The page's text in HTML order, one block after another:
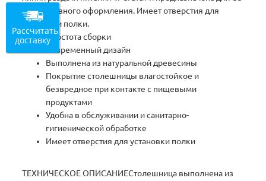
декоративного оформления. Имеет отверстия для
установки полки.
Простота сборки
Современный дизайн
Выполнена из натуральной древесины
Покрытие столешницы влагостойкое и
безвредное при контакте с пищевыми
продуктами
Удобна в обслуживании и санитарно-
гигиенической обработке
Имеет отверстия для установки полки
ТЕХНИЧЕСКОЕ ОПИСАНИЕСтолешница выполнена из
Рассчитать
доставку